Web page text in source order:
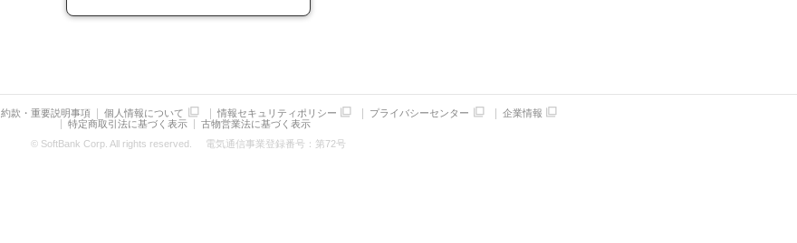
約款・重要説明事項 個人情報について 情報セキュリティポリシー プライバシーセンター
企業情報
特定商取引法に基づく表示
古物営業法に基づく表示
© SoftBank Corp. All rights reserved.
電気通信事業登録番号：第72号